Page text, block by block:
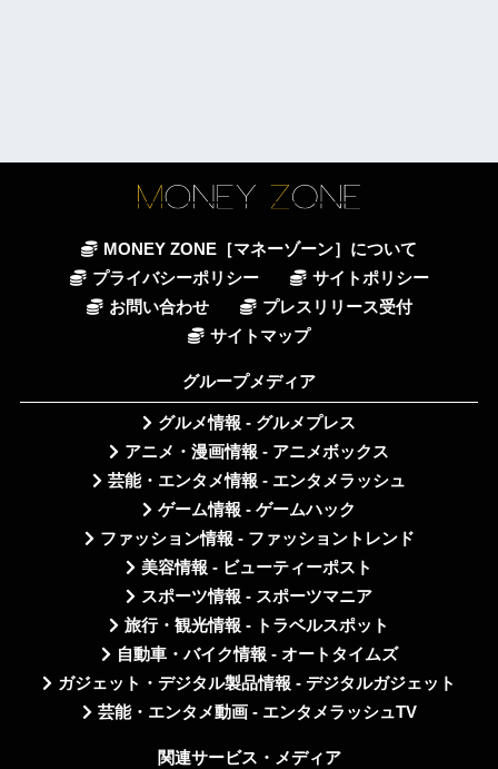
MONEY ZONE［マネーゾーン］について
プライバシーポリシー
サイトポリシー
お問い合わせ
プレスリリース受付
サイトマップ
グループメディア
グルメ情報 - グルメプレス
アニメ・漫画情報 - アニメボックス
芸能・エンタメ情報 - エンタメラッシュ
ゲーム情報 - ゲームハック
ファッション情報 - ファッショントレンド
美容情報 - ビューティーポスト
スポーツ情報 - スポーツマニア
旅行・観光情報 - トラベルスポット
自動車・バイク情報 - オートタイムズ
ガジェット・デジタル製品情報 - デジタルガジェット
芸能・エンタメ動画 - エンタメラッシュTV
関連サービス・メディア